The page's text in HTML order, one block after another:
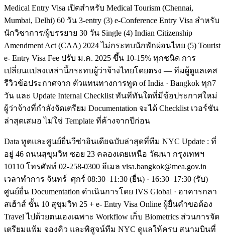
Medical Entry Visa เปิดสำหรับ Medical Tourism (Chennai,
Mumbai, Delhi) 60 วัน 3-entry (3) e-Conference Entry Visa สำหรับ
นักวิชาการ/ผู้บรรยาย 30 วัน Single (4) Indian Citizenship
Amendment Act (CAA) 2024 ไม่กระทบนักพักผ่อนไทย (5) Tourist
e- Entry Visa Fee ปรับ ม.ค. 2025 ขึ้น 10-15% ทุกชนิด การ
เปลี่ยนแปลงเหล่านี้กระทบผู้ว่าจ้างไทยโดยตรง — ทีมผู้ดูแลเคส
รีวิวข้อประกาศจาก ตัวแทนทางการทูต of India · Bangkok ทุก7
วัน และ Update Internal Checklist ทันทีทันใดที่มีข้อประกาศใหม่
ผู้ว่าจ้างที่กำลังจัดเตรียม Documentation จะได้ Checklist เวอร์ชัน
ล่าสุดเสมอ ไม่ใช่ Template ที่ค้างจากปีก่อน
Data ทูตและศูนย์ยื่นวีซ่าอินเดียฉบับล่าสุดที่ทีม NYC Update : ที่
อยู่ 46 ถนนสุขุมวิท ซอย 23 คลองเตยเหนือ วัฒนา กรุงเทพฯ
10110 โทรศัพท์ 02-258-0300 อีเมล visa.bangkok@mea.gov.in
เวลาทำการ จันทร์–ศุกร์ 08:30–11:30 (ยื่น) · 16:30–17:30 (รับ)
ศูนย์ยื่น Documentation ดำเนินการโดย IVS Global · อาคารกลา
สเฮ้าส์ ชั้น 10 สุขุมวิท 25 + e- Entry Visa Online ผู้ยื่นคำขอต้อง
Travel ไปด้วยตนเองเฉพาะ Workflow เก็บ Biometrics ส่วนการจัด
เตรียมแฟ้ม จองคิว และพิสูจน์ทีม NYC ดูแลให้ครบ สนามบินที่